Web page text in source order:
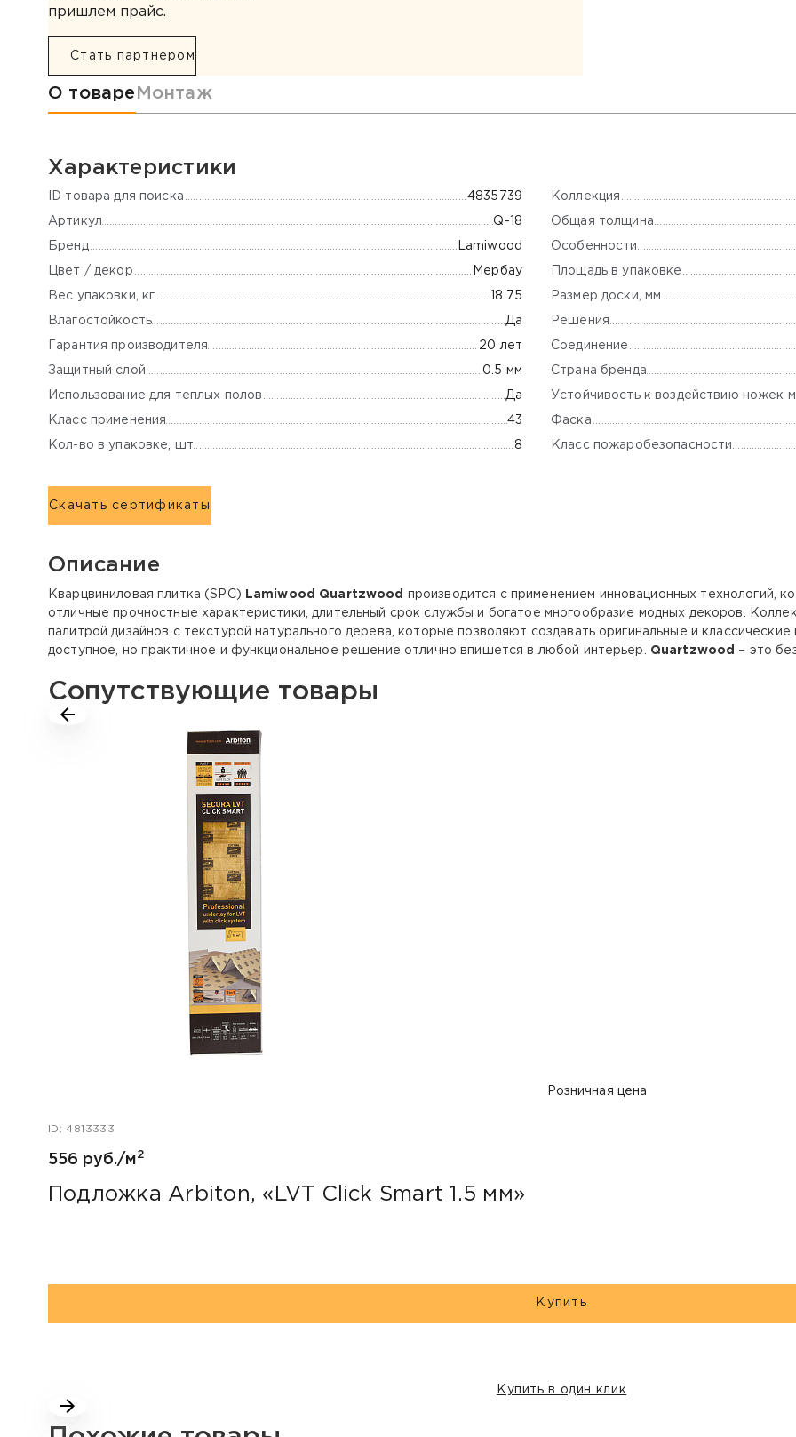
пришлем прайс.
Стать партнером
Информация о товаре
О товаре Монтаж
Характеристики
ID товара для поиска 4835739
Артикул Q-18
Бренд Lamiwood
Цвет / декор Мербау
Вес упаковки, кг 18.75
Влагостойкость Да
Гарантия производителя 20 лет
Защитный слой 0.5 мм
Использование для теплых полов Да
Класс применения 43
Кол-во в упаковке, шт 8
Коллекция
Общая толщина
Особенности
Площадь в упаковке
Размер доски, мм
Решения
Соединение
Страна бренда
Устойчивость к воздействию ножек
Фаска
Класс пожаробезопасности
Скачать сертификаты
Описание
Кварцвиниловая плитка (SPC) Lamiwood Quartzwood
производится с применением инновационных технологий,
отличные прочностные характеристики, длительный срок службы и богатое многообразие модных декоров.
палитрой дизайнов c текстурой натурального дерева, которые позволяют создавать оригинальные и
доступное, но практичное и функциональное решение отлично впишется в любой интерьер. Quartzwood – это
Сопутствующие товары
Розничная цена
ID: 4813333
556 руб./м2
Подложка Arbiton, «LVT Click Smart 1.5 мм»
Купить
Купить в один клик